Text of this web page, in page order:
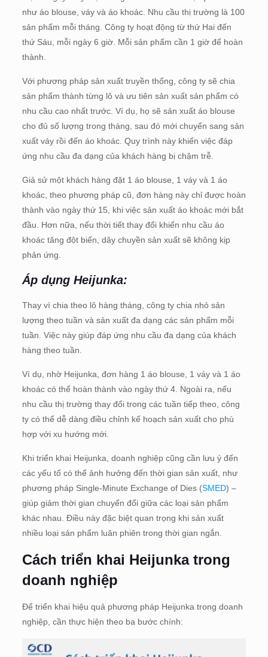
như áo blouse, váy và áo khoác. Nhu cầu thị trường là 100
sản phẩm mỗi tháng. Công ty hoạt động từ thứ Hai đến
thứ Sáu, mỗi ngày 6 giờ. Mỗi sản phẩm cần 1 giờ để hoàn
thành.
Với phương pháp sản xuất truyền thống, công ty sẽ chia
sản phẩm thành từng lô và ưu tiên sản xuất sản phẩm có
nhu cầu cao nhất trước. Ví dụ, họ sẽ sản xuất áo blouse
cho đủ số lượng trong tháng, sau đó mới chuyển sang sản
xuất váy rồi đến áo khoác. Quy trình này khiến việc đáp
ứng nhu cầu đa dạng của khách hàng bị chậm trễ.
Giả sử một khách hàng đặt 1 áo blouse, 1 váy và 1 áo
khoác, theo phương pháp cũ, đơn hàng này chỉ được hoàn
thành vào ngày thứ 15, khi việc sản xuất áo khoác mới bắt
đầu. Hơn nữa, nếu thời tiết thay đổi khiến nhu cầu áo
khoác tăng đột biến, dây chuyền sản xuất sẽ không kịp
phản ứng.
Áp dụng Heijunka:
Thay vì chia theo lô hàng tháng, công ty chia nhỏ sản
lượng theo tuần và sản xuất đa dạng các sản phẩm mỗi
tuần. Việc này giúp đáp ứng nhu cầu đa dạng của khách
hàng theo tuần.
Ví dụ, nhờ Heijunka, đơn hàng 1 áo blouse, 1 váy và 1 áo
khoác có thể hoàn thành vào ngày thứ 4. Ngoài ra, nếu
nhu cầu thị trường thay đổi trong các tuần tiếp theo, công
ty có thể dễ dàng điều chỉnh kế hoạch sản xuất cho phù
hợp với xu hướng mới.
Khi triển khai Heijunka, doanh nghiệp cũng cần lưu ý đến
các yếu tố có thể ảnh hưởng đến thời gian sản xuất, như
phương pháp Single-Minute Exchange of Dies (SMED) –
giúp giảm thời gian chuyển đổi giữa các loại sản phẩm
khác nhau. Điều này đặc biệt quan trọng khi sản xuất
nhiều loại sản phẩm luân phiên trong thời gian ngắn.
Cách triển khai Heijunka trong
doanh nghiệp
Để triển khai hiệu quả phương pháp Heijunka trong doanh
nghiệp, cần thực hiện theo ba bước chính: